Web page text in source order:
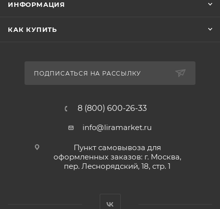
ИНФОРМАЦИЯ
КАК КУПИТЬ
ПОДПИСАТЬСЯ НА РАССЫЛКУ
8 (800) 600-26-33
info@liramarket.ru
Пункт самовывоза для
оформленных заказов: г. Москва,
пер. Леснорядский, 18, стр. 1